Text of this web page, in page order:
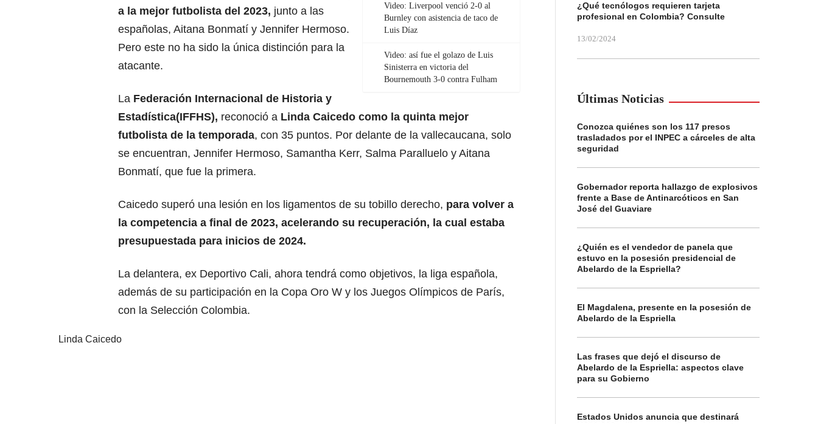
Video: Liverpool venció 2-0 al
Burnley con asistencia de taco de
Luis Díaz
Video: así fue el golazo de Luis
Sinisterra en victoria del
Bournemouth 3-0 contra Fulham
a la mejor futbolista del 2023, junto a las
españolas, Aitana Bonmatí y Jennifer Hermoso.
Pero este no ha sido la única distinción para la
atacante.
La Federación Internacional de Historia y
Estadística(IFFHS), reconoció a Linda Caicedo como la quinta mejor
futbolista de la temporada, con 35 puntos. Por delante de la vallecaucana, solo
se encuentran, Jennifer Hermoso, Samantha Kerr, Salma Paralluelo y Aitana
Bonmatí, que fue la primera.
Caicedo superó una lesión en los ligamentos de su tobillo derecho, para volver a
la competencia a final de 2023, acelerando su recuperación, la cual estaba
presupuestada para inicios de 2024.
La delantera, ex Deportivo Cali, ahora tendrá como objetivos, la liga española,
además de su participación en la Copa Oro W y los Juegos Olímpicos de París,
con la Selección Colombia.
Linda Caicedo
¿Qué tecnólogos requieren tarjeta
profesional en Colombia? Consulte
13/02/2024
Últimas Noticias
Conozca quiénes son los 117 presos
trasladados por el INPEC a cárceles de alta
seguridad
Gobernador reporta hallazgo de explosivos
frente a Base de Antinarcóticos en San
José del Guaviare
¿Quién es el vendedor de panela que
estuvo en la posesión presidencial de
Abelardo de la Espriella?
El Magdalena, presente en la posesión de
Abelardo de la Espriella
Las frases que dejó el discurso de
Abelardo de la Espriella: aspectos clave
para su Gobierno
Estados Unidos anuncia que destinará